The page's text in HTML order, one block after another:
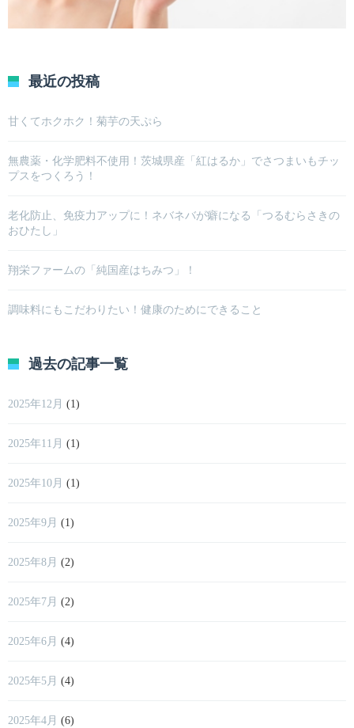
最近の投稿
甘くてホクホク！菊芋の天ぷら
無農薬・化学肥料不使用！茨城県産「紅はるか」でさつまいもチッ
プスをつくろう！
老化防止、免疫力アップに！ネバネバが癖になる「つるむらさきの
おひたし」
翔栄ファームの「純国産はちみつ」！
調味料にもこだわりたい！健康のためにできること
過去の記事一覧
2025年12月 (1)
2025年11月 (1)
2025年10月 (1)
2025年9月 (1)
2025年8月 (2)
2025年7月 (2)
2025年6月 (4)
2025年5月 (4)
2025年4月 (6)